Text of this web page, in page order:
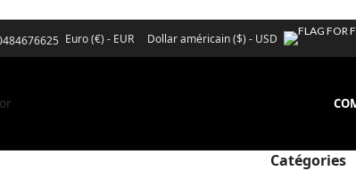
Euro (€) - EUR Dollar américain ($) - USD
Catégories